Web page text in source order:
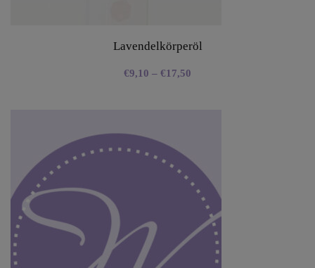
Lavendelkörperöl
€9,10 – €17,50